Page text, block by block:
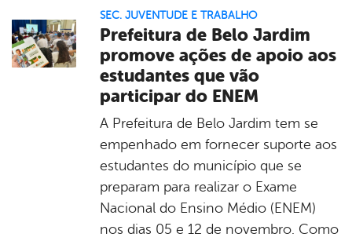
SEC. JUVENTUDE E TRABALHO
Prefeitura de Belo Jardim
promove ações de apoio aos
estudantes que vão
participar do ENEM
A Prefeitura de Belo Jardim tem se
empenhado em fornecer suporte aos
estudantes do município que se
preparam para realizar o Exame
Nacional do Ensino Médio (ENEM)
nos dias 05 e 12 de novembro. Como